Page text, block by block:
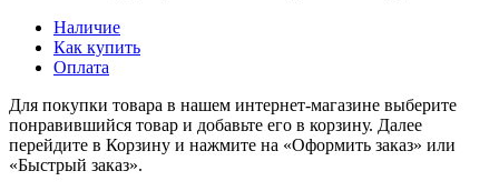
Наличие
Как купить
Оплата
Для покупки товара в нашем интернет-магазине выберите
понравившийся товар и добавьте его в корзину. Далее
перейдите в Корзину и нажмите на «Оформить заказ» или
«Быстрый заказ».